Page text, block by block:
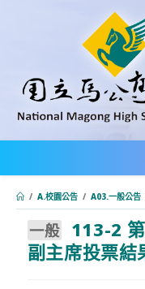
內
/ A.校園公告 / A03.一般公告
一般
113-2
副主席投票結